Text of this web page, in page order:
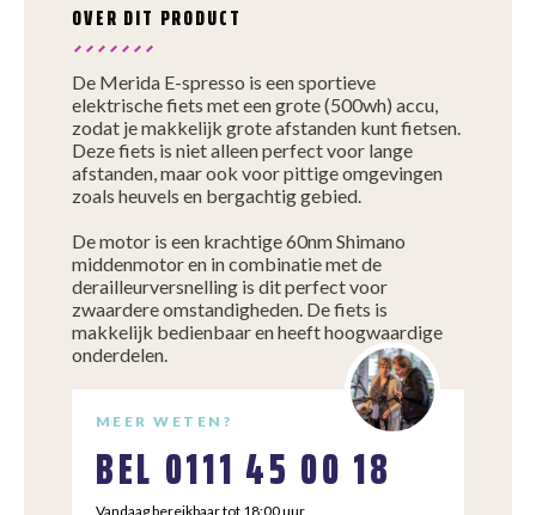
OVER DIT PRODUCT
De Merida E-spresso is een sportieve
elektrische fiets met een grote (500wh) accu,
zodat je makkelijk grote afstanden kunt fietsen.
Deze fiets is niet alleen perfect voor lange
afstanden, maar ook voor pittige omgevingen
zoals heuvels en bergachtig gebied.
De motor is een krachtige 60nm Shimano
middenmotor en in combinatie met de
derailleurversnelling is dit perfect voor
zwaardere omstandigheden. De fiets is
makkelijk bedienbaar en heeft hoogwaardige
onderdelen.
MEER WETEN?
BEL 0111 45 00 18
Vandaag bereikbaar tot 18:00 uur